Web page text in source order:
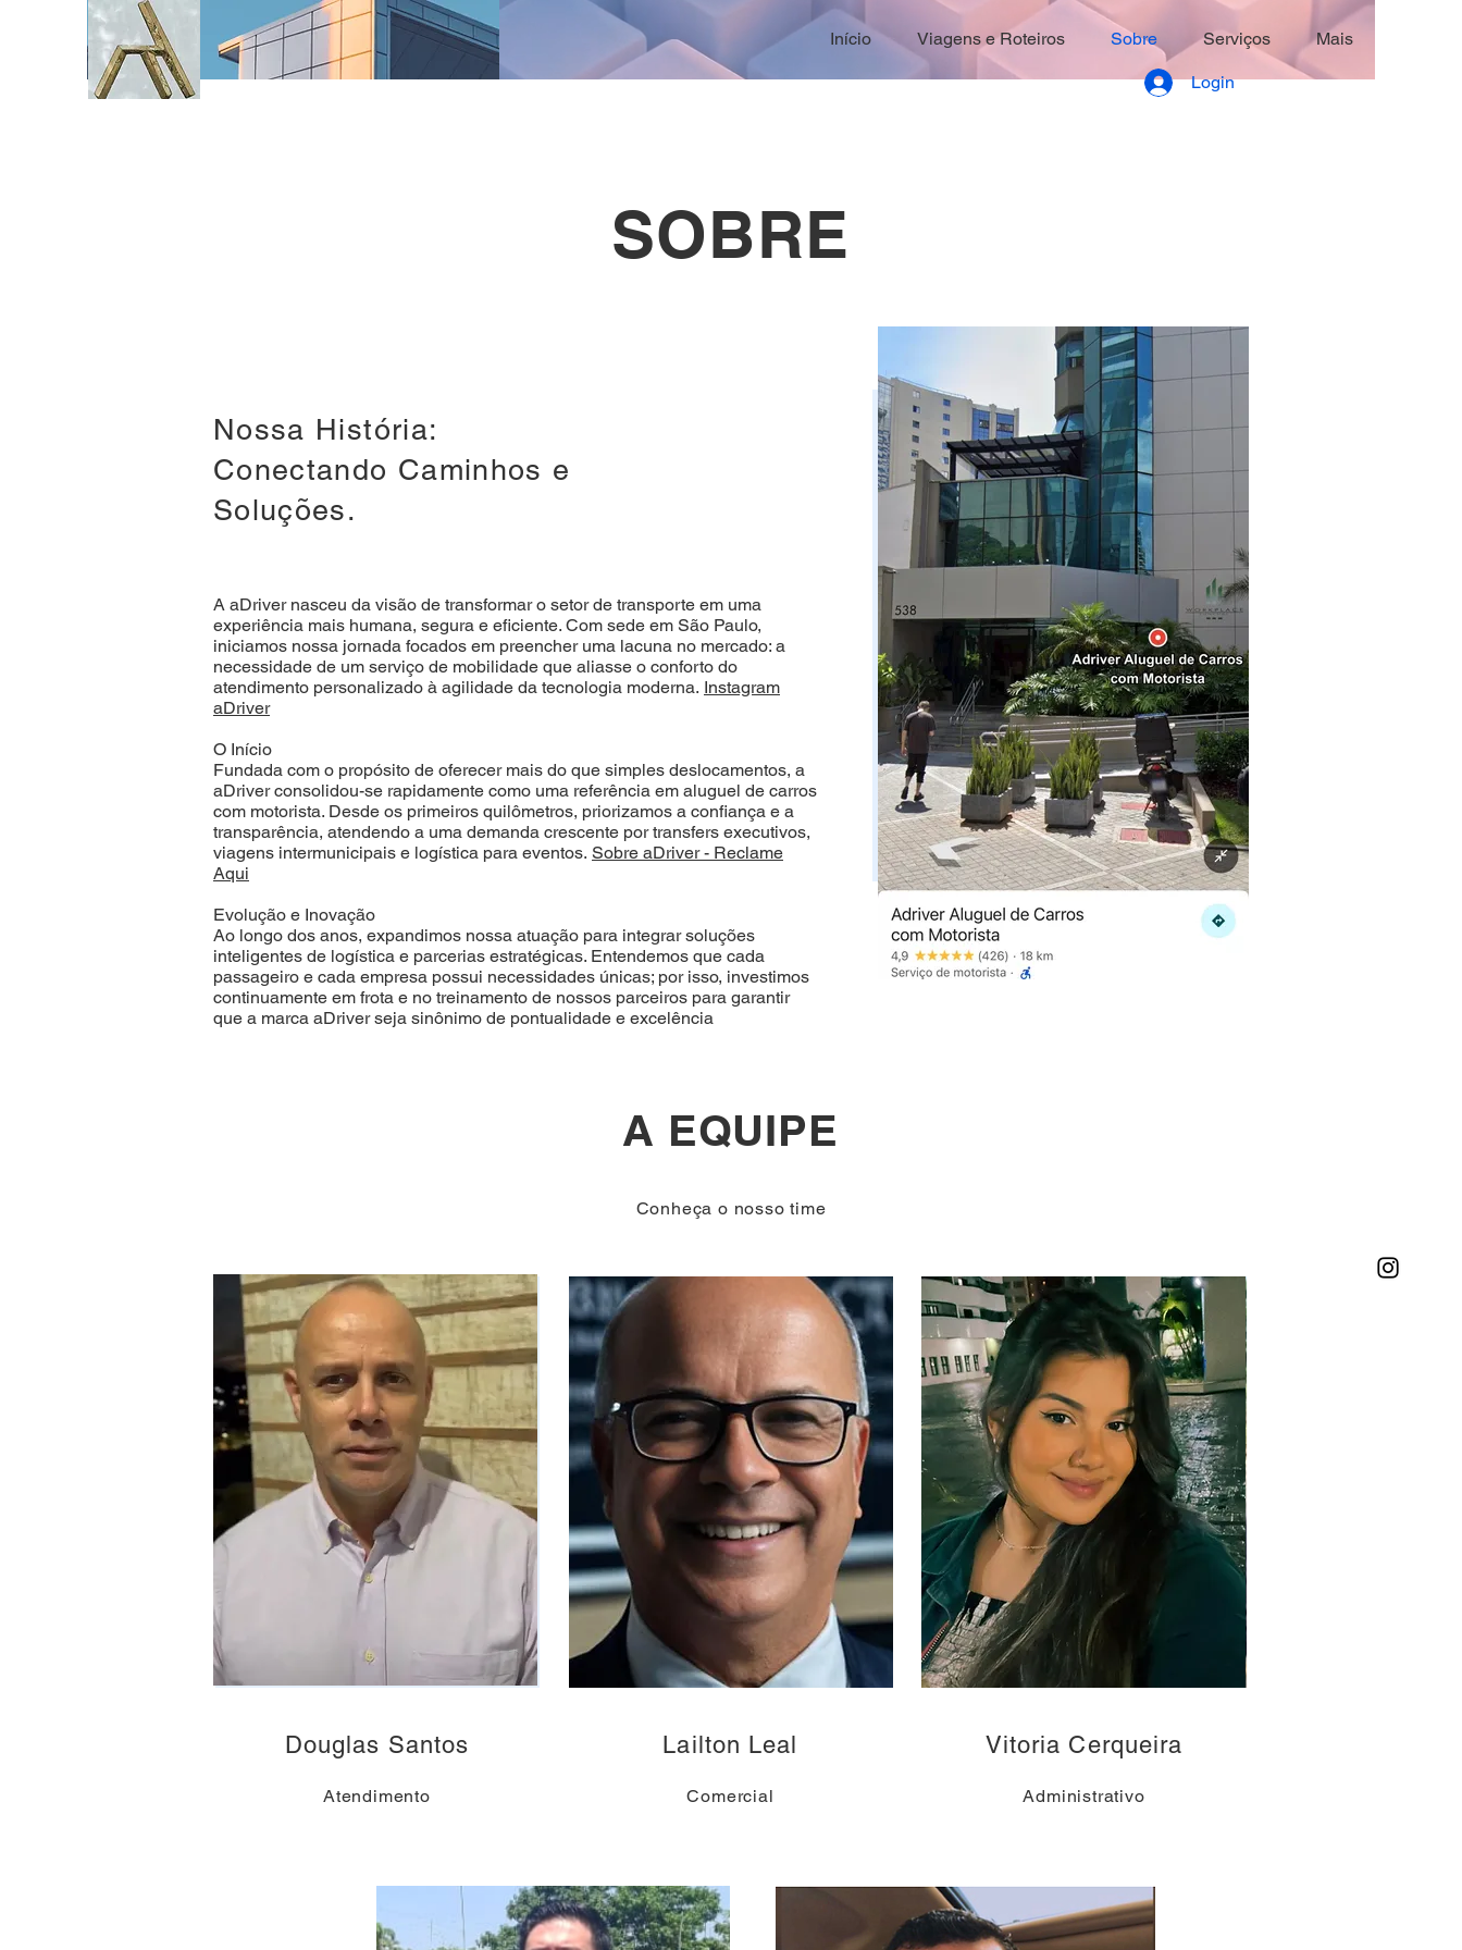
Início Viagens e Roteiros Sobre Serviços Mais
Login
SOBRE
Nossa História:
Conectando Caminhos e
Soluções.
A aDriver nasceu da visão de transformar o setor de transporte em uma
experiência mais humana, segura e eficiente. Com sede em São Paulo,
iniciamos nossa jornada focados em preencher uma lacuna no mercado: a
necessidade de um serviço de mobilidade que aliasse o conforto do
atendimento personalizado à agilidade da tecnologia moderna. Instagram
aDriver
O Início
Fundada com o propósito de oferecer mais do que simples deslocamentos, a
aDriver consolidou-se rapidamente como uma referência em aluguel de carros
com motorista. Desde os primeiros quilômetros, priorizamos a confiança e a
transparência, atendendo a uma demanda crescente por transfers executivos,
viagens intermunicipais e logística para eventos. Sobre aDriver - Reclame
Aqui
Evolução e Inovação
Ao longo dos anos, expandimos nossa atuação para integrar soluções
inteligentes de logística e parcerias estratégicas. Entendemos que cada
passageiro e cada empresa possui necessidades únicas; por isso, investimos
continuamente em frota e no treinamento de nossos parceiros para garantir
que a marca aDriver seja sinônimo de pontualidade e excelência
A EQUIPE
Conheça o nosso time
Douglas Santos
Atendimento
Lailton Leal
Comercial
Vitoria Cerqueira
Administrativo